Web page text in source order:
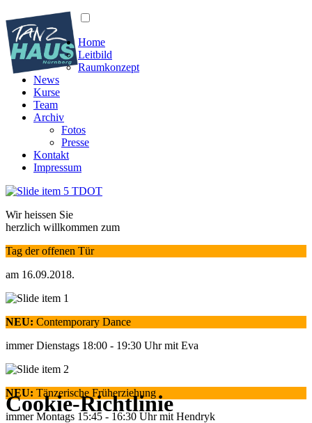
Home
Leitbild
Raumkonzept
News
Kurse
Team
Archiv
Fotos
Presse
Kontakt
Impressum
Wir heissen Sie
herzlich willkommen zum
Tag der offenen Tür
am 16.09.2018.
NEU: Contemporary Dance
immer Dienstags 18:00 - 19:30 Uhr mit Eva
NEU: Tänzerische Früherziehung
immer Montags 15:45 - 16:30 Uhr mit Hendryk
Cookie-Richtlinie